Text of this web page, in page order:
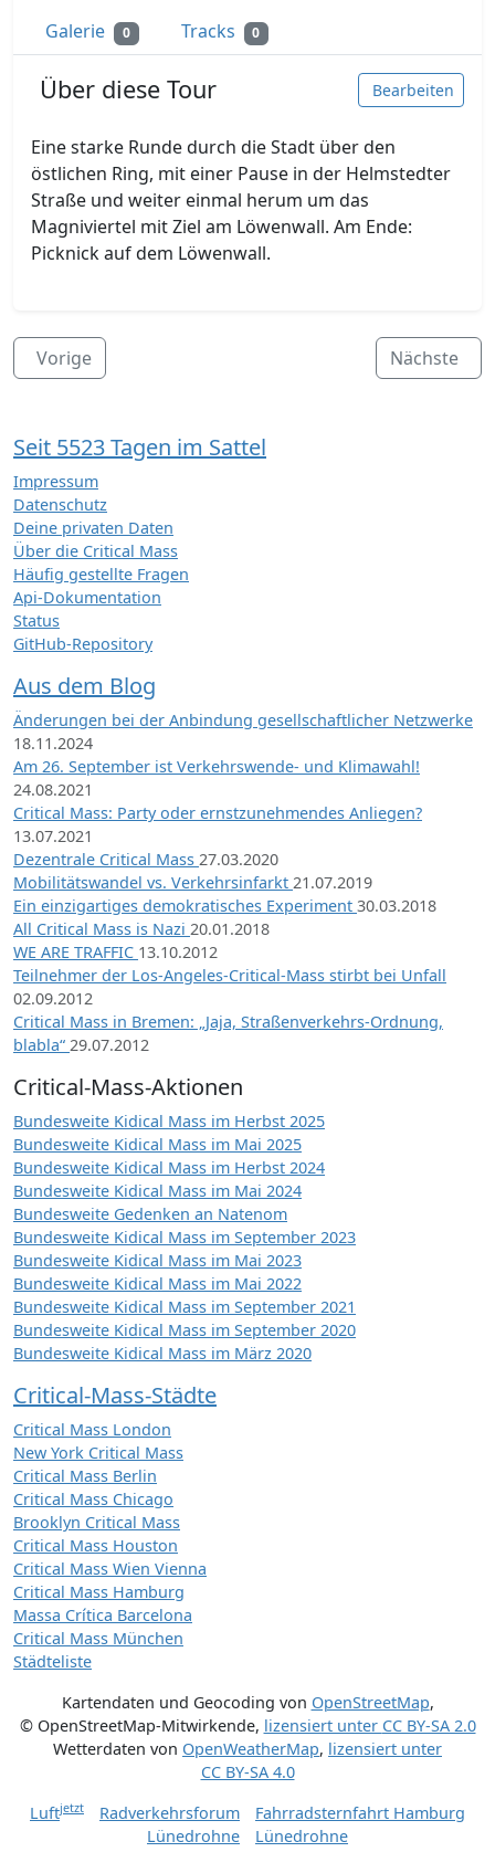
Galerie 0 Tracks 0
Über diese Tour Bearbeiten
Eine starke Runde durch die Stadt über den
östlichen Ring, mit einer Pause in der Helmstedter
Straße und weiter einmal herum um das
Magniviertel mit Ziel am Löwenwall. Am Ende:
Picknick auf dem Löwenwall.
Vorige Nächste
Seit 5523 Tagen im Sattel
Impressum
Datenschutz
Deine privaten Daten
Über die Critical Mass
Häufig gestellte Fragen
Api-Dokumentation
Status
GitHub-Repository
Aus dem Blog
Änderungen bei der Anbindung gesellschaftlicher Netzwerke
18.11.2024
Am 26. September ist Verkehrswende- und Klimawahl!
24.08.2021
Critical Mass: Party oder ernstzunehmendes Anliegen?
13.07.2021
Dezentrale Critical Mass 27.03.2020
Mobilitätswandel vs. Verkehrsinfarkt 21.07.2019
Ein einzigartiges demokratisches Experiment 30.03.2018
All Critical Mass is Nazi 20.01.2018
WE ARE TRAFFIC 13.10.2012
Teilnehmer der Los-Angeles-Critical-Mass stirbt bei Unfall
02.09.2012
Critical Mass in Bremen: „Jaja, Straßenverkehrs-Ordnung,
blabla“ 29.07.2012
Critical-Mass-Aktionen
Bundesweite Kidical Mass im Herbst 2025
Bundesweite Kidical Mass im Mai 2025
Bundesweite Kidical Mass im Herbst 2024
Bundesweite Kidical Mass im Mai 2024
Bundesweite Gedenken an Natenom
Bundesweite Kidical Mass im September 2023
Bundesweite Kidical Mass im Mai 2023
Bundesweite Kidical Mass im Mai 2022
Bundesweite Kidical Mass im September 2021
Bundesweite Kidical Mass im September 2020
Bundesweite Kidical Mass im März 2020
Critical-Mass-Städte
Critical Mass London
New York Critical Mass
Critical Mass Berlin
Critical Mass Chicago
Brooklyn Critical Mass
Critical Mass Houston
Critical Mass Wien Vienna
Critical Mass Hamburg
Massa Crítica Barcelona
Critical Mass München
Städteliste
Kartendaten und Geocoding von OpenStreetMap,
© OpenStreetMap-Mitwirkende, lizensiert unter CC BY-SA 2.0
Wetterdaten von OpenWeatherMap, lizensiert unter
CC BY-SA 4.0
Luftjetzt Radverkehrsforum
Fahrradsternfahrt Hamburg
Lünedrohne
Lünedrohne